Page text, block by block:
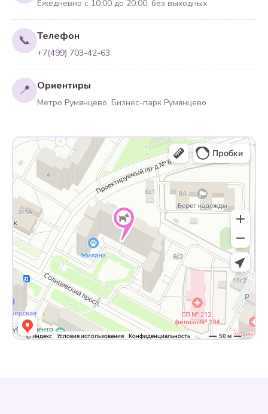
Ежедневно с 10:00 до 20:00, без выходных
📞 Телефон
+7(499) 703-42-63
📍 Ориентиры
Метро Румянцево, Бизнес-парк Румянцево